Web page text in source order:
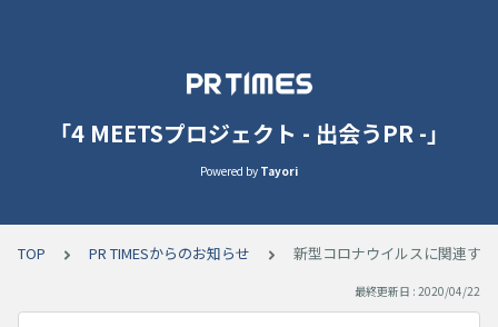
「4 MEETSプロジェクト - 出会うPR -」
Powered by Tayori
TOP PR TIMESからのお知らせ 新型コロナウイルスに関連す
最終更新日 : 2020/04/22